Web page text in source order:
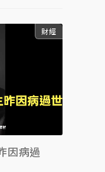
財經
因病過